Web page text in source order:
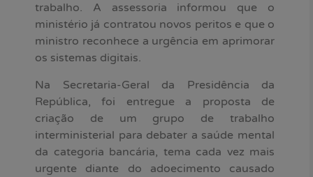
trabalho. A assessoria informou que o
ministério já contratou novos peritos e que o
ministro reconhece a urgência em aprimorar
os sistemas digitais.
Na Secretaria-Geral da Presidência da
República, foi entregue a proposta de
criação de um grupo de trabalho
interministerial para debater a saúde mental
da categoria bancária, tema cada vez mais
urgente diante do adoecimento causado